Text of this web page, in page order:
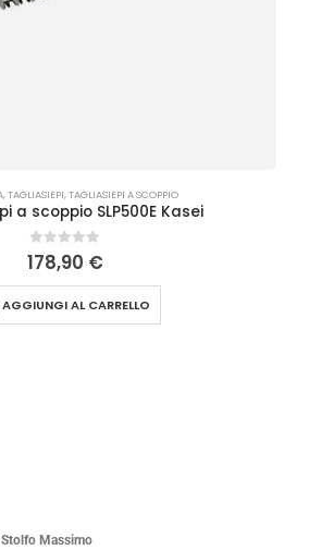
,TAGLIASIEPI,TAGLIASIEPI A SCOPPIO
a scoppio SLP500E Kasei
0Su 5
178,90 €
AGGIUNGI AL CARRELLO
Massimo